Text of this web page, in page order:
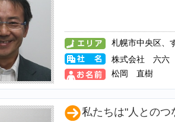
札幌市中央区、
株式会社 六六
松岡 直樹
私たちは"人とのつ